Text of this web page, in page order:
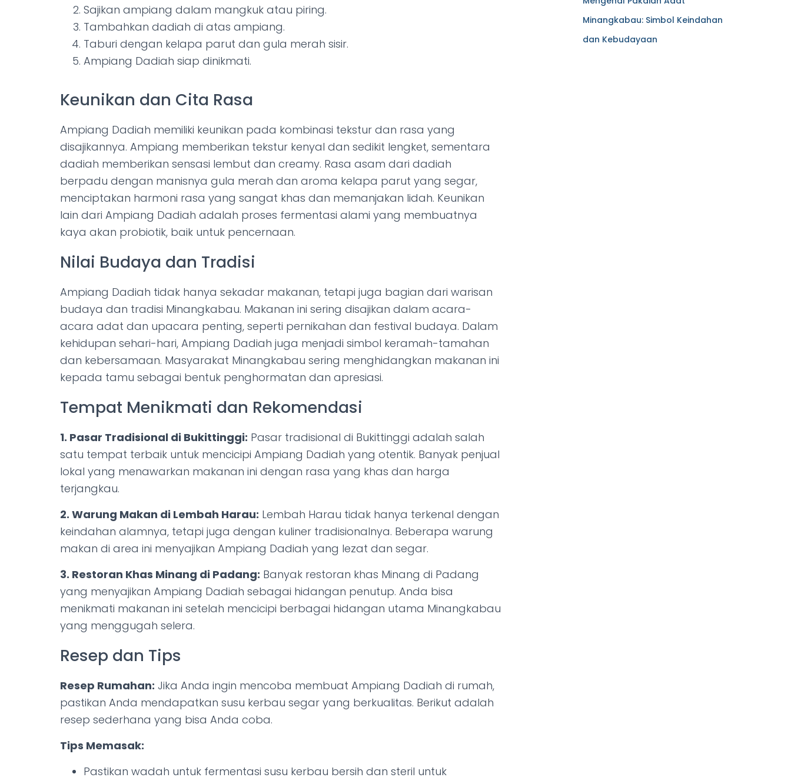
Sajikan ampiang dalam mangkuk atau piring.
Tambahkan dadiah di atas ampiang.
Taburi dengan kelapa parut dan gula merah sisir.
Ampiang Dadiah siap dinikmati.
Keunikan dan Cita Rasa
Ampiang Dadiah memiliki keunikan pada kombinasi tekstur dan rasa yang
disajikannya. Ampiang memberikan tekstur kenyal dan sedikit lengket, sementara
dadiah memberikan sensasi lembut dan creamy. Rasa asam dari dadiah
berpadu dengan manisnya gula merah dan aroma kelapa parut yang segar,
menciptakan harmoni rasa yang sangat khas dan memanjakan lidah. Keunikan
lain dari Ampiang Dadiah adalah proses fermentasi alami yang membuatnya
kaya akan probiotik, baik untuk pencernaan.
Nilai Budaya dan Tradisi
Ampiang Dadiah tidak hanya sekadar makanan, tetapi juga bagian dari warisan
budaya dan tradisi Minangkabau. Makanan ini sering disajikan dalam acara-
acara adat dan upacara penting, seperti pernikahan dan festival budaya. Dalam
kehidupan sehari-hari, Ampiang Dadiah juga menjadi simbol keramah-tamahan
dan kebersamaan. Masyarakat Minangkabau sering menghidangkan makanan ini
kepada tamu sebagai bentuk penghormatan dan apresiasi.
Tempat Menikmati dan Rekomendasi
1. Pasar Tradisional di Bukittinggi: Pasar tradisional di Bukittinggi adalah salah
satu tempat terbaik untuk mencicipi Ampiang Dadiah yang otentik. Banyak penjual
lokal yang menawarkan makanan ini dengan rasa yang khas dan harga
terjangkau.
2. Warung Makan di Lembah Harau: Lembah Harau tidak hanya terkenal dengan
keindahan alamnya, tetapi juga dengan kuliner tradisionalnya. Beberapa warung
makan di area ini menyajikan Ampiang Dadiah yang lezat dan segar.
3. Restoran Khas Minang di Padang: Banyak restoran khas Minang di Padang
yang menyajikan Ampiang Dadiah sebagai hidangan penutup. Anda bisa
menikmati makanan ini setelah mencicipi berbagai hidangan utama Minangkabau
yang menggugah selera.
Resep dan Tips
Resep Rumahan: Jika Anda ingin mencoba membuat Ampiang Dadiah di rumah,
pastikan Anda mendapatkan susu kerbau segar yang berkualitas. Berikut adalah
resep sederhana yang bisa Anda coba.
Tips Memasak:
Pastikan wadah untuk fermentasi susu kerbau bersih dan steril untuk
Minangkabau: Simbol Keindahan
dan Kebudayaan